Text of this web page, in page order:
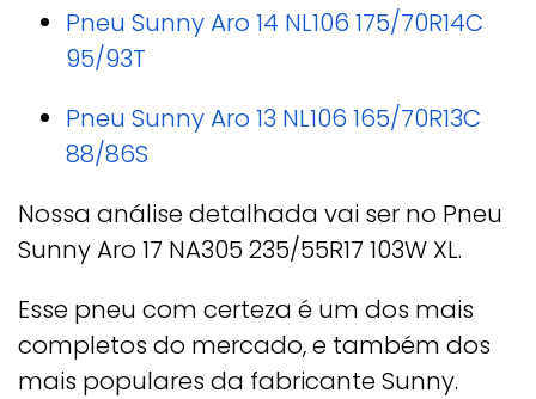
Pneu Sunny Aro 14 NL106 175/70R14C
95/93T
Pneu Sunny Aro 13 NL106 165/70R13C
88/86S
Nossa análise detalhada vai ser no Pneu
Sunny Aro 17 NA305 235/55R17 103W XL.
Esse pneu com certeza é um dos mais
completos do mercado, e também dos
mais populares da fabricante Sunny.